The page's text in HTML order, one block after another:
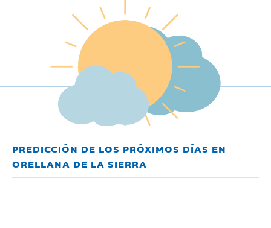
PREDICCIÓN DE LOS PRÓXIMOS DÍAS EN
ORELLANA DE LA SIERRA